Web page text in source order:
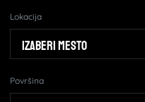
Lokacija
Izaberi mesto
Površina